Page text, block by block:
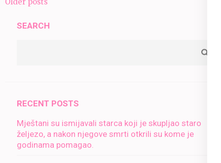
SEARCH
RECENT POSTS
Mještani su ismijavali starca koji je skupljao staro
željezo, a nakon njegove smrti otkrili su kome je
godinama pomagao.